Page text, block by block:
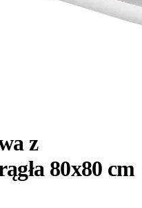
z
80x80 cm